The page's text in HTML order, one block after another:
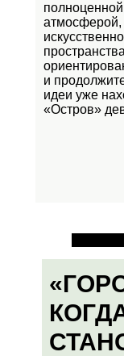
атмосферой,
и
идеи уже
«Остров»